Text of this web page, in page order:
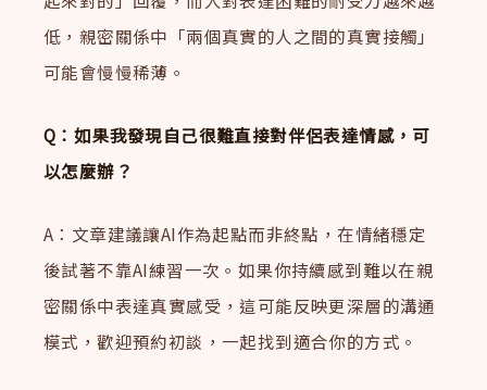
低，親密關係中「兩個真實的人之間的真實接觸」
可能會慢慢稀薄。
Q：如果我發現自己很難直接對伴侶表達情感，可
以怎麼辦？
A：文章建議讓AI作為起點而非終點，在情緒穩定
後試著不靠AI練習一次。如果你持續感到難以在親
密關係中表達真實感受，這可能反映更深層的溝通
模式，歡迎預約初談，一起找到適合你的方式。